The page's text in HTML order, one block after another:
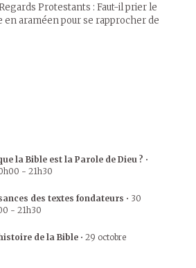
Protestants : Faut-il prier le
en araméen pour se rapprocher de
la Bible est la Parole de Dieu ? •
- 21h30
des textes fondateurs • 30
- 21h30
de la Bible • 29 octobre